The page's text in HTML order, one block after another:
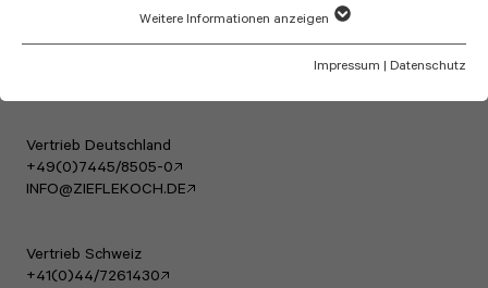
Vertrieb Deutschland
+49(0)7445/8505-0
INFO@ZIEFLEKOCH.DE
Vertrieb Schweiz
+41(0)44/7261430
Weitere Informationen anzeigen
Impressum | Datenschutz